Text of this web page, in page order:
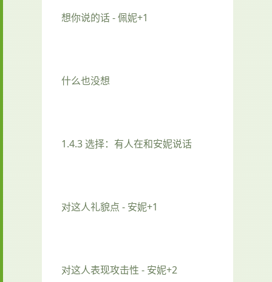
想你说的话 - 佩妮+1
什么也没想
1.4.3 选择：有人在和安妮说话
对这人礼貌点 - 安妮+1
对这人表现攻击性 - 安妮+2